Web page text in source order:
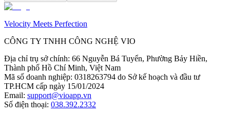
Velocity Meets Perfection
CÔNG TY TNHH CÔNG NGHỆ VIO
Địa chỉ trụ sở chính: 66 Nguyễn Bá Tuyển, Phường Bảy Hiền,
Thành phố Hồ Chí Minh, Việt Nam
Mã số doanh nghiệp: 0318263794 do Sở kế hoạch và đầu tư
TP.HCM cấp ngày 15/01/2024
Email: support@vioapp.vn
Số điện thoại: 038.392.2332